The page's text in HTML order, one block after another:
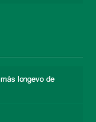
longevo de